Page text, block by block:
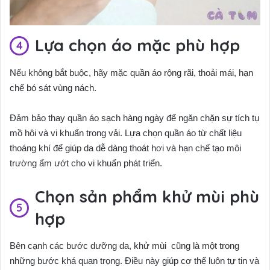
Lựa chọn áo mặc phù hợp
Nếu không bắt buộc, hãy mặc quần áo rộng rãi, thoải mái, hạn
chế bó sát vùng nách.
Đảm bảo thay quần áo sạch hàng ngày để ngăn chặn sự tích tụ
mồ hôi và vi khuẩn trong vải. Lựa chọn quần áo từ chất liệu
thoáng khí để giúp da dễ dàng thoát hơi và hạn chế tạo môi
trường ẩm ướt cho vi khuẩn phát triển.
Chọn sản phẩm khử mùi phù
hợp
Bên cạnh các bước dưỡng da, khử mùi cũng là một trong
những bước khá quan trọng. Điều này giúp cơ thể luôn tự tin và